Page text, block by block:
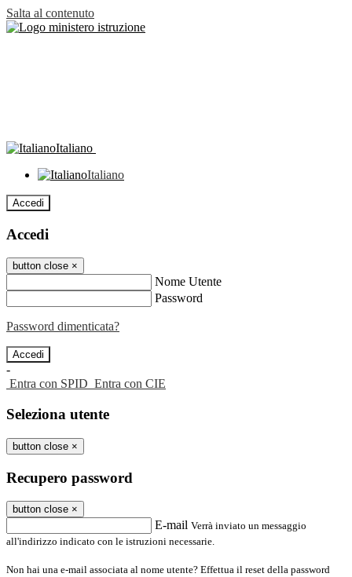
Salta al contenuto
Italiano
Italiano
Accedi
Accedi
button close ×
Nome Utente
Password
Password dimenticata?
-
Entra con SPID Entra con CIE
Seleziona utente
button close ×
Recupero password
button close ×
E-mail Verrà inviato un messaggio
all'indirizzo indicato con le istruzioni necessarie.
Non hai una e-mail associata al nome utente? Effettua il reset della password